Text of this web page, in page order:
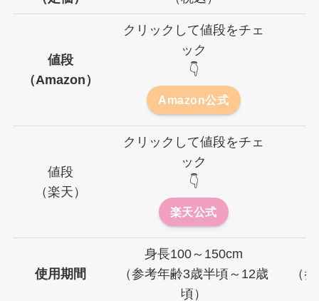
値段
（Amazon）
クリックして値段をチェ
ック
👇
Amazon公式
値段
（楽天）
クリックして値段をチェ
ック
👇
楽天公式
使用期間
身長100～150cm
（参考年齢3歳半頃～12歳
頃）
（